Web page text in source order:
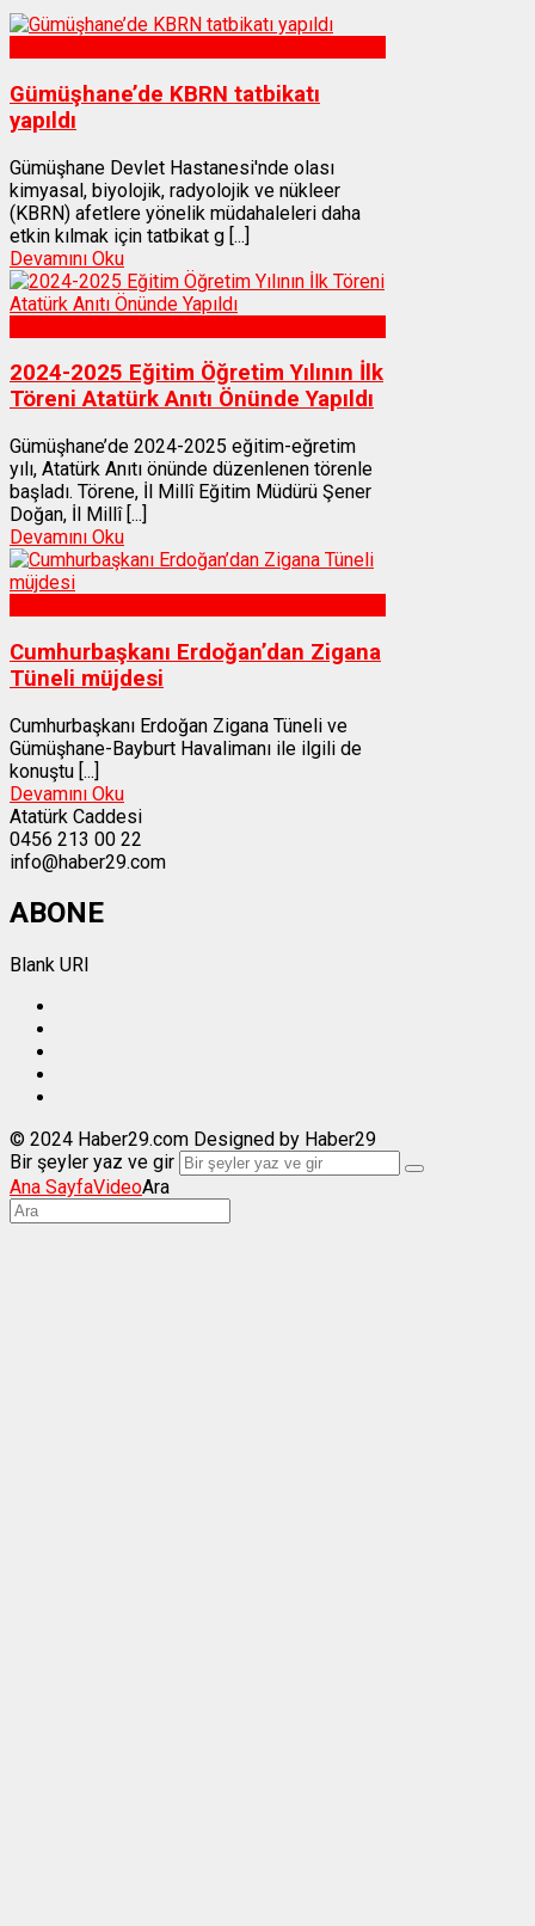
Gümüşhane’de KBRN tatbikatı
yapıldı
Gümüşhane Devlet Hastanesi'nde olası
kimyasal, biyolojik, radyolojik ve nükleer
(KBRN) afetlere yönelik müdahaleleri daha
etkin kılmak için tatbikat g [...]
Devamını Oku
2024-2025 Eğitim Öğretim Yılının İlk
Töreni Atatürk Anıtı Önünde Yapıldı
Gümüşhane’de 2024-2025 eğitim-eğretim
yılı, Atatürk Anıtı önünde düzenlenen törenle
başladı. Törene, İl Millî Eğitim Müdürü Şener
Doğan, İl Millî [...]
Devamını Oku
Cumhurbaşkanı Erdoğan’dan Zigana
Tüneli müjdesi
Cumhurbaşkanı Erdoğan Zigana Tüneli ve
Gümüşhane-Bayburt Havalimanı ile ilgili de
konuştu [...]
Devamını Oku
Atatürk Caddesi
0456 213 00 22
info@haber29.com
ABONE
Blank URI
© 2024 Haber29.com Designed by Haber29
Bir şeyler yaz ve gir
Ana SayfaVideoAra